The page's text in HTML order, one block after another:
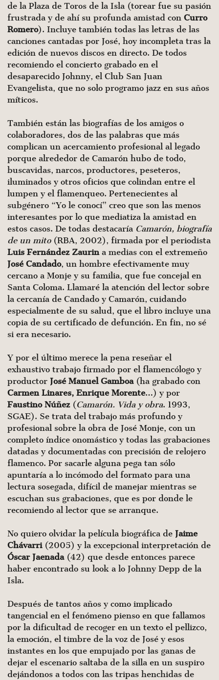
de la Plaza de Toros de la Isla (torear fue su pasión
frustrada y de ahí su profunda amistad con Curro
Romero). Incluye también todas las letras de las
canciones cantadas por José, hoy incompleta tras la
edición de nuevos discos en directo. De todos
recomiendo el concierto grabado en el
desaparecido Johnny, el Club San Juan
Evangelista, que no solo programo jazz en sus años
míticos.
También están las biografías de los amigos o
colaboradores, dos de las palabras que más
complican un acercamiento profesional al legado
porque alrededor de Camarón hubo de todo,
buscavidas, narcos, productores, peseteros,
iluminados y otros oficios que colindan entre el
lumpen y el flamenqueo. Pertenecientes al
subgénero “Yo le conocí” creo que son las menos
interesantes por lo que mediatiza la amistad en
estos casos. De todas destacaría Camarón, biografía
de un mito(RBA, 2002), firmada por el periodista
Luis Fernández Zaurina medias con el extremeño
José Candado, un hombre efectivamente muy
cercano a Monje y su familia, que fue concejal en
Santa Coloma. Llamaré la atención del lector sobre
la cercanía de Candado y Camarón, cuidando
especialmente de su salud, que el libro incluye una
copia de su certificado de defunción. En fin, no sé
si era necesario.
Y por el último merece la pena reseñar el
exhaustivo trabajo firmado por el flamencólogo y
productor José Manuel Gamboa(ha grabado con
Carmen Linares, Enrique Morente…) y por
Faustino Núñez(Camarón. Vida y obra. 1993,
SGAE). Se trata del trabajo más profundo y
profesional sobre la obra de José Monje, con un
completo índice onomástico y todas las grabaciones
datadas y documentadas con precisión de relojero
flamenco. Por sacarle alguna pega tan sólo
apuntaría a lo incómodo del formato para una
lectura sosegada, difícil de manejar mientras se
escuchan sus grabaciones, que es por donde le
recomiendo al lector que se arranque.
No quiero olvidar la película biográfica de Jaime
Chávarri(2005) y la excepcional interpretación de
Óscar Jaenada(42) que desde entonces parece
haber encontrado su look a lo Johnny Depp de la
Isla.
Después de tantos años y como implicado
tangencial en el fenómeno pienso en que fallamos
por la dificultad de recoger en un texto el pellizco,
la emoción, el timbre de la voz de José y esos
instantes en los que empujado por las ganas de
dejar el escenario saltaba de la silla en un suspiro
dejándonos a todos con las tripas henchidas de